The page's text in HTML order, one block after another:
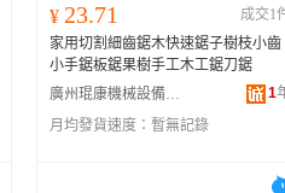
¥ 23.71
成交1
家用切割細齒鋸木快速鋸子樹枝小齒
小手鋸板鋸果樹手工木工鋸刀鋸
廣州琨康機械設備有限公司
1
月均發貨速度： 暫無記錄